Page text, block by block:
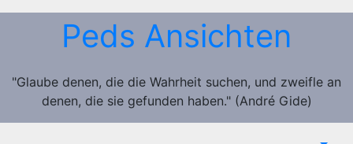
Zum
Peds Ansichten
"Glaube denen, die die Wahrheit suchen, und zweifle an
denen, die sie gefunden haben." (André Gide)